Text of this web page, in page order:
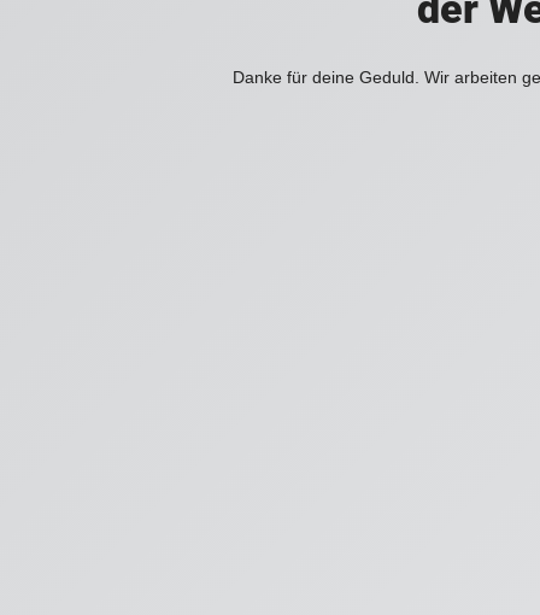
Danke für deine Geduld. Wir arbeiten